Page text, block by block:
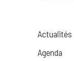
Actualités
Agenda